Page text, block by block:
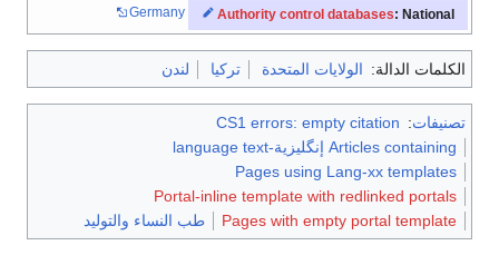
Authority control databases: National
Germany
الكلمات الدالة: الولايات المتحدة تركيا لندن
تصنيفات:
CS1 errors: empty citation
Articles containing إنگليزية-language text
Pages using Lang-xx templates
Portal-inline template with redlinked portals
Pages with empty portal template
طب النساء والتوليد